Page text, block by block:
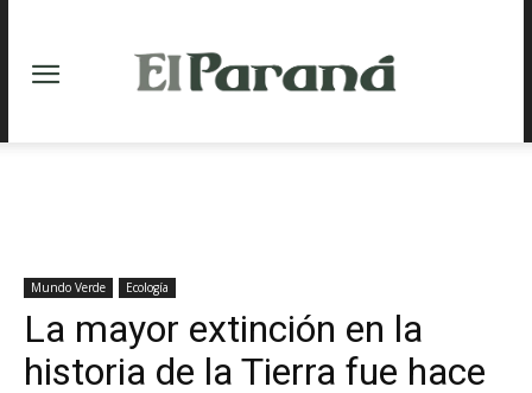
Mundo Verde Ecología
La mayor extinción en la
historia de la Tierra fue hace